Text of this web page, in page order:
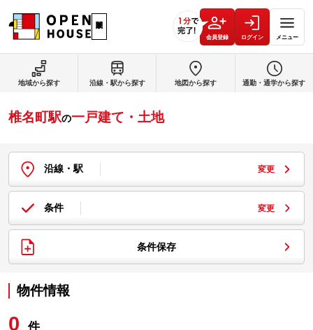
会員登録 ログイン メニュー
椎名町駅の一戸建て・土地
沿線・駅 変更
条件 変更
条件保存
物件情報
0 件
地域から探す 沿線・駅から探す 地図から探す 通勤・通学から探す